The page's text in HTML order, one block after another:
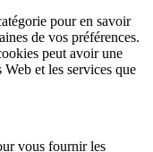
pour en savoir
de vos préférences.
peut avoir une
et les services que
vous fournir les